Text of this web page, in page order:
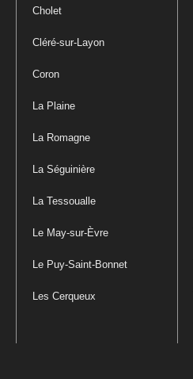
Cholet
Cléré-sur-Layon
Coron
La Plaine
La Romagne
La Séguinière
La Tessoualle
Le May-sur-Èvre
Le Puy-Saint-Bonnet
Les Cerqueux